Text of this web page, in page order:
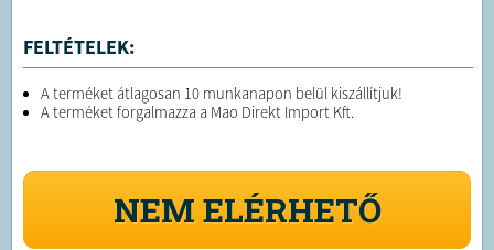
FELTÉTELEK:
A terméket átlagosan 10 munkanapon belül kiszállítjuk!
A terméket forgalmazza a Mao Direkt Import Kft.
NEM ELÉRHETŐ